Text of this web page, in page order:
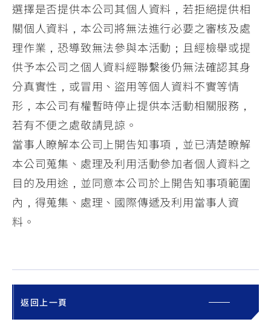
選擇是否提供本公司其個人資料，若拒絕提供相
關個人資料，本公司將無法進行必要之審核及處
理作業，恐導致無法參與本活動；且經檢舉或提
供予本公司之個人資料經聯繫後仍無法確認其身
分真實性，或冒用、盜用等個人資料不實等情
形，本公司有權暫時停止提供本活動相關服務，
若有不便之處敬請見諒。
當事人瞭解本公司上開告知事項，並已清楚瞭解
本公司蒐集、處理及利用活動參加者個人資料之
目的及用途，並同意本公司於上開告知事項範圍
內，得蒐集、處理、國際傳遞及利用當事人資
料。
返回上一頁